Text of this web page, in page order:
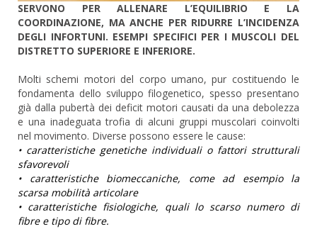
SERVONO PER ALLENARE L’EQUILIBRIO E LA
COORDINAZIONE, MA ANCHE PER RIDURRE L’INCIDENZA
DEGLI INFORTUNI. ESEMPI SPECIFICI PER I MUSCOLI DEL
DISTRETTO SUPERIORE E INFERIORE.
Molti schemi motori del corpo umano, pur costituendo le
fondamenta dello sviluppo filogenetico, spesso presentano
già dalla pubertà dei deficit motori causati da una debolezza
e una inadeguata trofia di alcuni gruppi muscolari coinvolti
nel movimento. Diverse possono essere le cause:
• caratteristiche genetiche individuali o fattori strutturali
sfavorevoli
• caratteristiche biomeccaniche, come ad esempio la
scarsa mobilità articolare
• caratteristiche fisiologiche, quali lo scarso numero di
fibre e tipo di fibre.